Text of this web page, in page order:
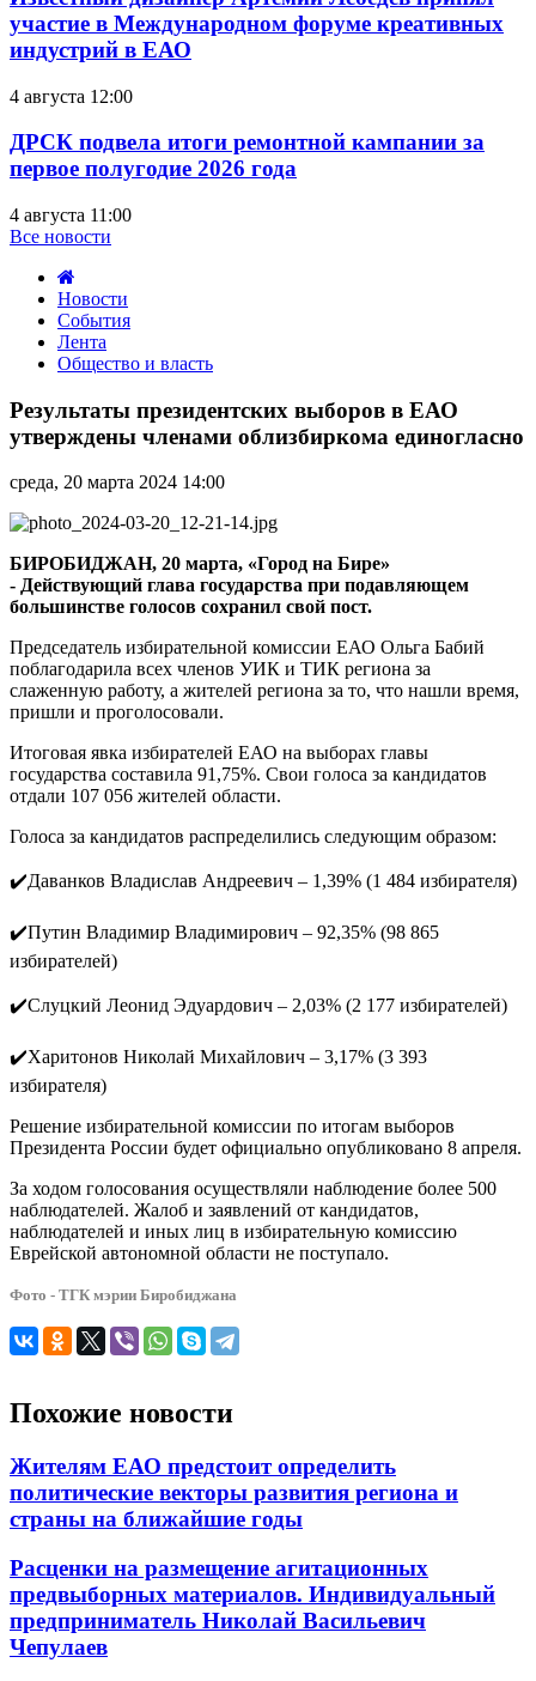
участие в Международном форуме креативных
индустрий в ЕАО
4 августа 12:00
ДРСК подвела итоги ремонтной кампании за
первое полугодие 2026 года
4 августа 11:00
Все новости
Новости
События
Лента
Общество и власть
президентских
в
утверждены
членами
облизбиркома
единогласно
Результаты президентских выборов в ЕАО
утверждены членами облизбиркома единогласно
среда, 20 марта 2024 14:00
БИРОБИДЖАН, 20 марта, «Город на Бире»
- Действующий глава государства при подавляющем
большинстве голосов сохранил свой пост.
Председатель избирательной комиссии ЕАО Ольга Бабий
поблагодарила всех членов УИК и ТИК региона за
слаженную работу, а жителей региона за то, что нашли время,
пришли и проголосовали.
Итоговая явка избирателей ЕАО на выборах главы
государства составила 91,75%. Свои голоса за кандидатов
отдали 107 056 жителей области.
Голоса за кандидатов распределились следующим образом:
✔️Даванков Владислав Андреевич – 1,39% (1 484 избирателя)
✔️Путин Владимир Владимирович – 92,35% (98 865
избирателей)
✔️Слуцкий Леонид Эдуардович – 2,03% (2 177 избирателей)
✔️Харитонов Николай Михайлович – 3,17% (3 393
избирателя)
Решение избирательной комиссии по итогам выборов
Президента России будет официально опубликовано 8 апреля.
За ходом голосования осуществляли наблюдение более 500
наблюдателей. Жалоб и заявлений от кандидатов,
наблюдателей и иных лиц в избирательную комиссию
Еврейской автономной области не поступало.
Фото - ТГК мэрии Биробиджана
Похожие новости
Жителям ЕАО предстоит определить
политические векторы развития региона и
страны на ближайшие годы
Расценки на размещение агитационных
предвыборных материалов. Индивидуальный
предприниматель Николай Васильевич
Чепулаев